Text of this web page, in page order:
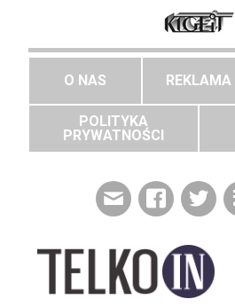
O NAS REKLAMA
POLITYKA
PRYWATNOŚCI